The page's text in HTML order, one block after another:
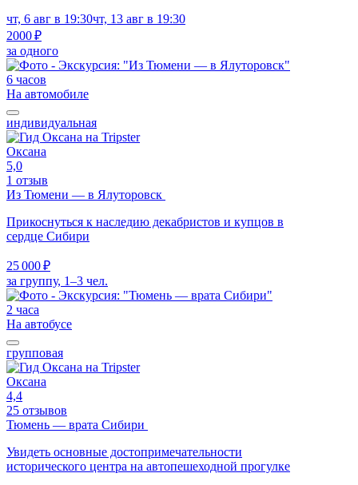
чт, 6 авг в 19:30чт, 13 авг в 19:30
2000 ₽
за одного
6 часов
На автомобиле
индивидуальная
Оксана
5,0
1 отзыв
Из Тюмени — в Ялуторовск
Прикоснуться к наследию декабристов и купцов в
сердце Сибири
25 000 ₽
за группу, 1–3 чел.
2 часа
На автобусе
групповая
Оксана
4,4
25 отзывов
Тюмень — врата Сибири
Увидеть основные достопримечательности
исторического центра на автопешеходной прогулке